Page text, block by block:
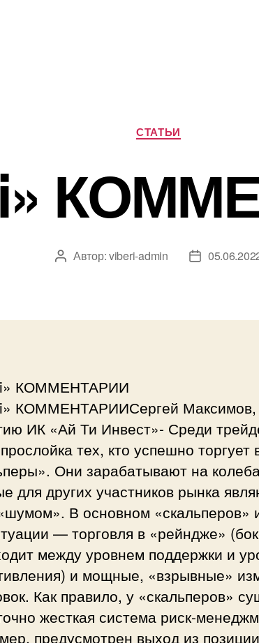
Рубрики
СТАТЬИ
Автор
Автор:viberi-admin
Дата
КОММЕНТАРИИ
КОММЕНТАРИИСергей Максимов,
ИК «Ай Ти Инвест»- Среди
тех, кто успешно
Они зарабатывают на
для других участников рынка
В основном «скальперов»
— торговля в «рейндже»
между уровнем поддержки и
и мощные, «взрывные»
Как правило, у «скальперов»
жесткая система риск-
предусмотрен выход из